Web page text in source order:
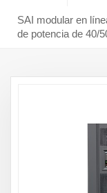
SAI modular en
de potencia de 40/